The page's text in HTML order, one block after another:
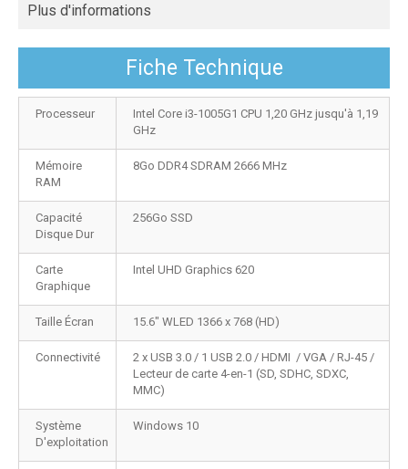
Plus d'informations
Fiche Technique
Processeur
Intel Core i3-1005G1 CPU 1,20 GHz jusqu'à 1,19
GHz
Mémoire
RAM
8Go DDR4 SDRAM 2666 MHz
Capacité
Disque Dur
256Go SSD
Carte
Graphique
Intel UHD Graphics 620
Taille Écran 15.6" WLED 1366 x 768 (HD)
Connectivité
2 x USB 3.0 / 1 USB 2.0 / HDMI / VGA / RJ-45 /
Lecteur de carte 4-en-1 (SD, SDHC, SDXC,
MMC)
Système
D'exploitation
Windows 10